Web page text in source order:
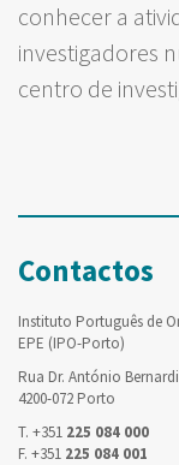
conhecer a
investigadores
centro de
Contactos
Instituto Português de
EPE (IPO-Porto)
Rua Dr. António
4200-072 Porto
T. +351 225 084 000
F. +351 225 084 001